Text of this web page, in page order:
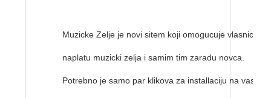
Muzicke Zelje je novi sitem koji omogucuje vlasnicima
naplatu muzicki zelja i samim tim zaradu novca.
Potrebno je samo par klikova za installaciju na vas